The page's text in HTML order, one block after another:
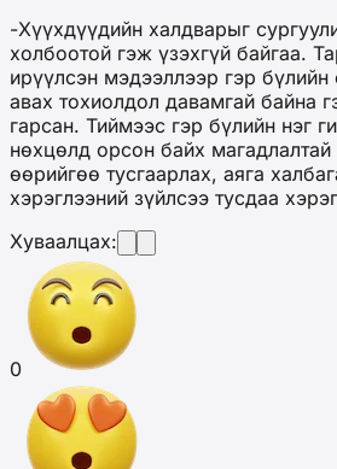
-Хүүхдүүдийн халдварыг
холбоотой гэж үзэхгүй байгаа.
ирүүлсэн мэдээллээр гэр
авах тохиолдол давамгай байна
гарсан. Тиймээс гэр бүлийн нэг
нөхцөлд орсон байх магадлалтай
өөрийгөө тусгаарлах, аяга
хэрэглээний зүйлсээ тусдаа
Хуваалцах:
0